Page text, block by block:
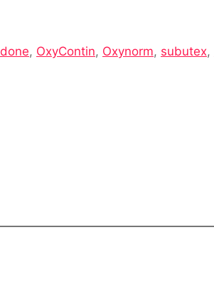
, OxyContin, Oxynorm, subutex,